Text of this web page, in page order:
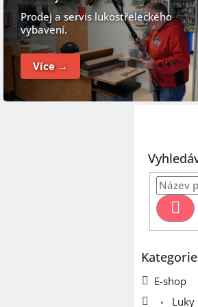
Prodej a servis lukostřeleckého
vybavení.
Více →
Přeskočit
Kategorie
E-shop
Luky